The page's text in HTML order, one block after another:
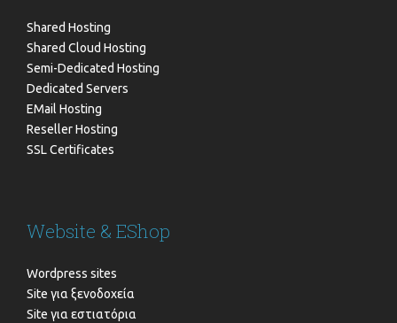
Shared Hosting
Shared Cloud Hosting
Semi-Dedicated Hosting
Dedicated Servers
EMail Hosting
Reseller Hosting
SSL Certificates
Website & EShop
Wordpress sites
Site για ξενοδοχεία
Site για εστιατόρια